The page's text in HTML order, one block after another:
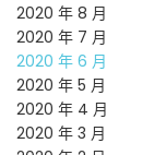
2020 年 8 月
2020 年 7 月
2020 年 6 月
2020 年 5 月
2020 年 4 月
2020 年 3 月